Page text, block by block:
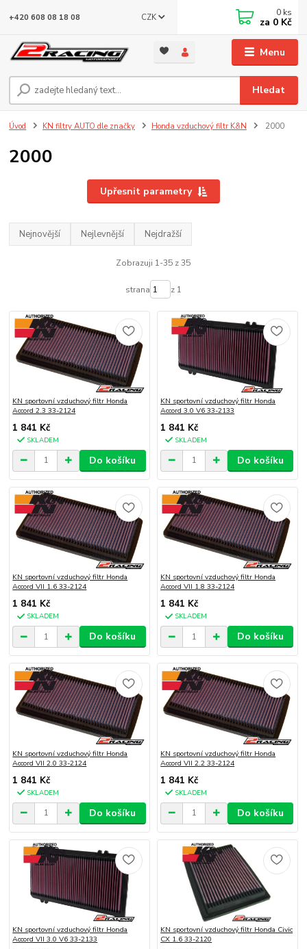
Menu
CZK
Hledat
+420 608 08 18 08 0 ks
za 0 Kč
Úvod KN filtry AUTO dle značky Honda vzduchový filtr K&N 2000
2000
Upřesnit parametry
Nejnovější Nejlevnější Nejdražší
Zobrazuji 1-35 z 35
strana z 1
KN sportovní vzduchový filtr Honda
Accord 2.3 33-2124
1 841 Kč
SKLADEM
Do košíku
KN sportovní vzduchový filtr Honda
Accord 3.0 V6 33-2133
1 841 Kč
SKLADEM
Do košíku
KN sportovní vzduchový filtr Honda
Accord VII 1.6 33-2124
1 841 Kč
SKLADEM
Do košíku
KN sportovní vzduchový filtr Honda
Accord VII 1.8 33-2124
1 841 Kč
SKLADEM
Do košíku
KN sportovní vzduchový filtr Honda
Accord VII 2.0 33-2124
1 841 Kč
SKLADEM
Do košíku
KN sportovní vzduchový filtr Honda
Accord VII 2.2 33-2124
1 841 Kč
SKLADEM
Do košíku
KN sportovní vzduchový filtr Honda
Accord VII 3.0 V6 33-2133
KN sportovní vzduchový filtr Honda Civic
CX 1.6 33-2120